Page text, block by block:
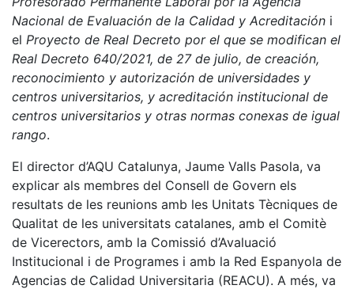
Nacional de Evaluación de la Calidad y Acreditación i
el Proyecto de Real Decreto por el que se modifican el
Real Decreto 640/2021, de 27 de julio, de creación,
reconocimiento y autorización de universidades y
centros universitarios, y acreditación institucional de
centros universitarios y otras normas conexas de igual
rango.
El director d’AQU Catalunya, Jaume Valls Pasola, va
explicar als membres del Consell de Govern els
resultats de les reunions amb les Unitats Tècniques de
Qualitat de les universitats catalanes, amb el Comitè
de Vicerectors, amb la Comissió d’Avaluació
Institucional i de Programes i amb la Red Espanyola de
Agencias de Calidad Universitaria (REACU). A més, va